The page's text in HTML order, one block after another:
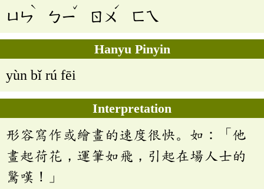
ㄩㄣ
ˋ
ㄅㄧ
ˇ
ㄖㄨ
ˊ
ㄈㄟ
Hanyu Pinyin
yùn bǐ rú fēi
Interpretation
形容寫作或繪畫的速度很快。如：「他
畫起荷花，運筆如飛，引起在場人士的
驚嘆！」